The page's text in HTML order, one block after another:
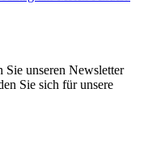
Sie unseren Newsletter
Sie sich für unsere